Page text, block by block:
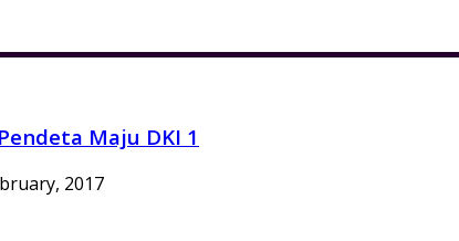
Maju DKI 1
2017